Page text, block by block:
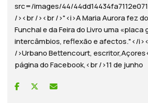
src=/images/44/
/><br /><br />"<i>A Maria Aurora fez
Funchal e da Feira do Livro uma «placa
intercâmbios, reflexão e afectos."</
/>Urbano Bettencourt,
página do Facebook,<br />11 de junho